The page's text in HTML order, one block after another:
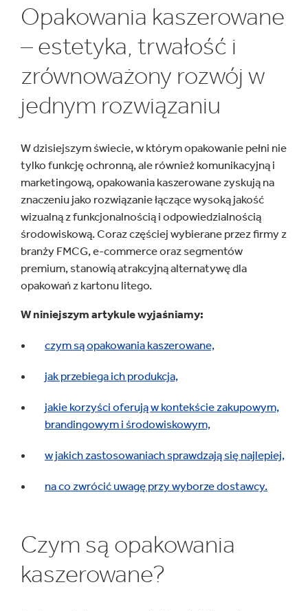
Opakowania kaszerowane
– estetyka, trwałość i
zrównoważony rozwój w
jednym rozwiązaniu
W dzisiejszym świecie, w którym opakowanie pełni nie
tylko funkcję ochronną, ale również komunikacyjną i
marketingową, opakowania kaszerowane zyskują na
znaczeniu jako rozwiązanie łączące wysoką jakość
wizualną z funkcjonalnością i odpowiedzialnością
środowiskową. Coraz częściej wybierane przez firmy z
branży FMCG, e-commerce oraz segmentów
premium, stanowią atrakcyjną alternatywę dla
opakowań z kartonu litego.
W niniejszym artykule wyjaśniamy:
czym są opakowania kaszerowane,
jak przebiega ich produkcja,
jakie korzyści oferują w kontekście zakupowym,
brandingowym i środowiskowym,
w jakich zastosowaniach sprawdzają się najlepiej,
na co zwrócić uwagę przy wyborze dostawcy.
Czym są opakowania
kaszerowane?